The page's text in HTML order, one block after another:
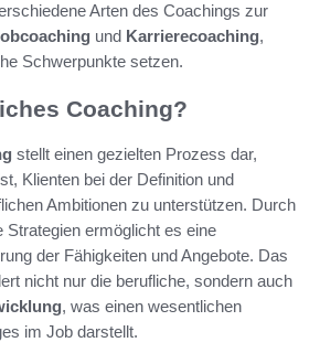
Arten des Coachings zur
und Karrierecoaching,
Schwerpunkte setzen.
Coaching?
stellt einen gezielten Prozess dar,
Klienten bei der Definition und
Ambitionen zu unterstützen. Durch
Strategien ermöglicht es eine
der Fähigkeiten und Angebote. Das
nicht nur die berufliche, sondern auch
, was einen wesentlichen
im Job darstellt.